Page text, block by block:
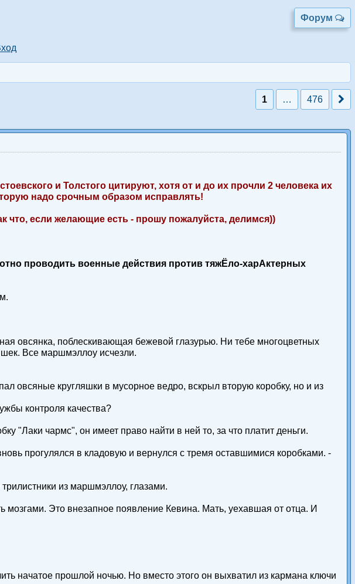
Форум
1 … 476
и Толстого цитируют, хотя от и до их прочли 2 человека их
надо срочным образом исправлять!
что, если желающие есть - прошу пожалуйста, делимся))
проводить военные действия против тяжЁло-харАктерных
овсянка, поблескивающая бежевой глазурью. Ни тебе многоцветных
Все маршмэллоу исчезли.
овсяные кругляшки в мусорное ведро, вскрыл вторую коробку, но и из
контроля качества?
"Лаки чармс", он имеет право найти в ней то, за что платит деньги.
прогулялся в кладовую и вернулся с тремя оставшимися коробками. -
из маршмэллоу, глазами.
мозгами. Это внезапное появление Кевина. Мать, уехавшая от отца. И
начатое прошлой ночью. Но вместо этого он выхватил из кармана ключи